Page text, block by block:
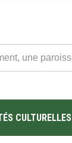
CULTURELLES